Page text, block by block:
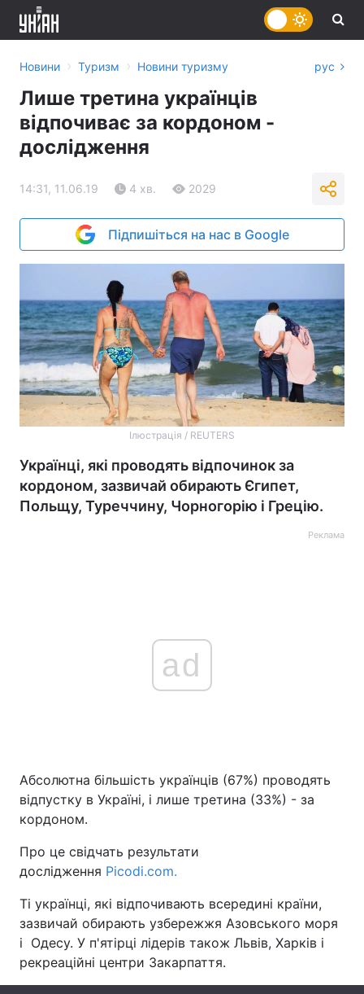
Головна Війна
Економіка
Спорт Наука
Техно і зв'язок Лайт
Новини › Туризм › Новини туризму рус
Лише третина українців
відпочиває за кордоном -
дослідження
14:31, 11.06.19 4 хв. 2029
Підпишіться на нас в Google
Ілюстрація / REUTERS
Українці, які проводять відпочинок за
кордоном, зазвичай обирають Єгипет,
Польщу, Туреччину, Чорногорію і Грецію.
Реклама
ad
Абсолютна більшість українців (67%) проводять
відпустку в Україні, і лише третина (33%) - за
кордоном.
Про це свідчать результати
дослідження Picodi.com.
Ті українці, які відпочивають всередині країни,
зазвичай обирають узбережжя Азовського моря
і Одесу. У п'ятірці лідерів також Львів, Харків і
рекреаційні центри Закарпаття.